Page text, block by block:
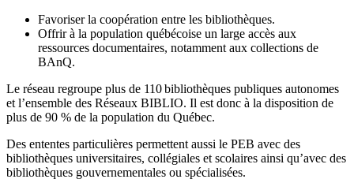
Favoriser la coopération entre les bibliothèques.
Offrir à la population québécoise un large accès aux
ressources documentaires, notamment aux collections de
BAnQ.
Le réseau regroupe plus de 110bibliothèques publiques autonomes
et l’ensemble des Réseaux BIBLIO. Il est donc à la disposition de
plus de 90 % de la population du Québec.
Des ententes particulières permettent aussi le PEB avec des
bibliothèques universitaires, collégiales et scolaires ainsi qu’avec des
bibliothèques gouvernementales ou spécialisées.